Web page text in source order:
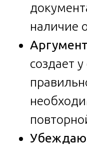
наличие
создает